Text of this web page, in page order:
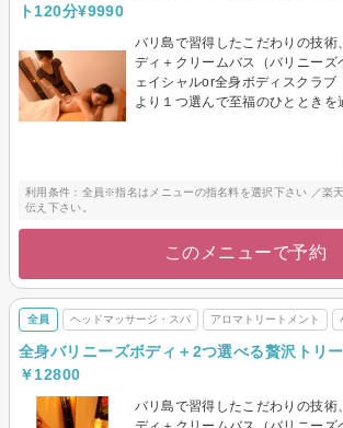
ト120分¥9990
バリ島で習得したこだわりの技術
ディ＋クリームバス（バリニーズ
ェイシャルor全身ボディスクラブ
より１つ選んで至福のひとときを
利用条件：全員※指名はメニューの指名料を選択下さい ／楽
伝え下さい。
このメニューで予約
全員 ヘッドマッサージ・スパ アロマトリートメント
全身バリニーズボディ＋2つ選べる贅沢トリ
￥12800
バリ島で習得したこだわりの技術